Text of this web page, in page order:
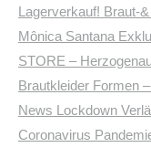
Lagerverkauf! Braut-
Mônica Santana
STORE –
Brautkleider Formen
News Lockdown
Coronavirus